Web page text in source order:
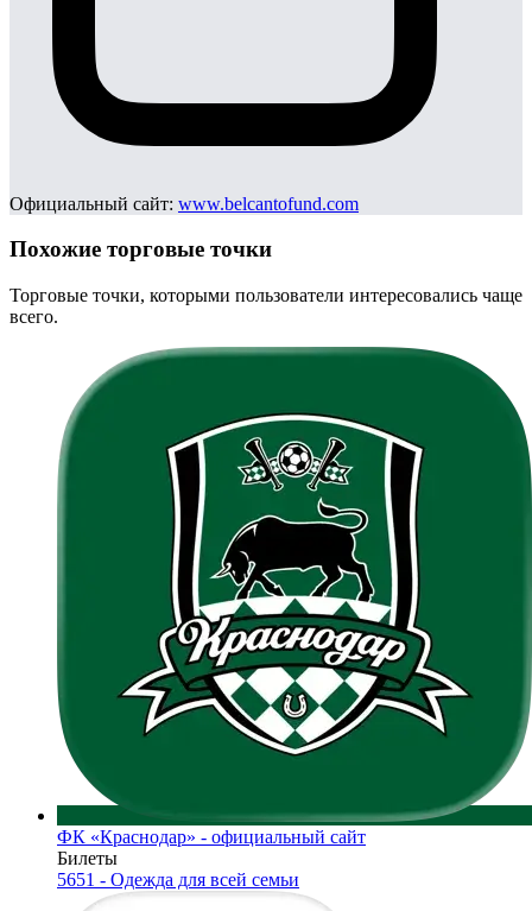
Официальный сайт: www.belcantofund.com
Похожие торговые точки
Торговые точки, которыми пользователи интересовались чаще
всего.
ФК «Краснодар» - официальный сайт
Билеты
5651 - Одежда для всей семьи